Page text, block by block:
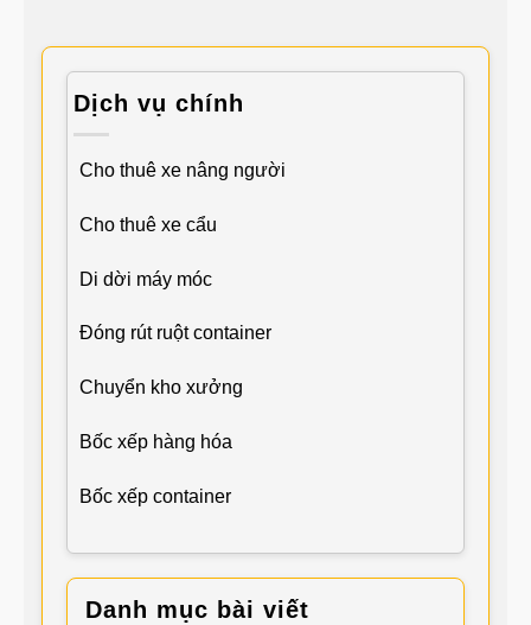
Dịch vụ chính
Cho thuê xe nâng người
Cho thuê xe cẩu
Di dời máy móc
Đóng rút ruột container
Chuyển kho xưởng
Bốc xếp hàng hóa
Bốc xếp container
Danh mục bài viết